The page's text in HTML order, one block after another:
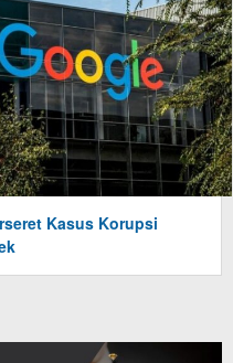
Kasus Korupsi